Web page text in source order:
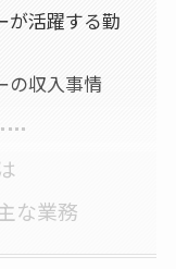
が活躍する勤
の収入事情
な業務